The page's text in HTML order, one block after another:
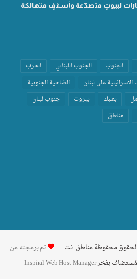
لبيوتٍ متصدّعة وأسقفٍ متهالكة
الجنوب الجنوب اللبناني
الحرب
على لبنان
الضاحية الجنوبية
بعلبك بيروت
جنوب لبنان
مناطق
تم برمجته من
بفخرInspiral Web Host Manager